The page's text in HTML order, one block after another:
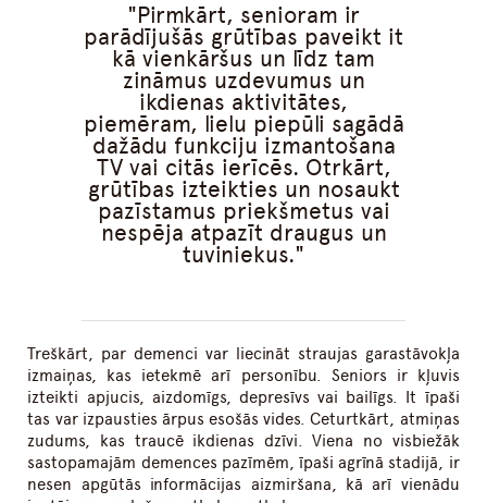
Pirmkārt, senioram ir
parādījušās grūtības paveikt it
kā vienkāršus un līdz tam
zināmus uzdevumus un
ikdienas aktivitātes,
piemēram, lielu piepūli sagādā
dažādu funkciju izmantošana
TV vai citās ierīcēs. Otrkārt,
grūtības izteikties un nosaukt
pazīstamus priekšmetus vai
nespēja atpazīt draugus un
tuviniekus.
Treškārt, par demenci var liecināt straujas garastāvokļa
izmaiņas, kas ietekmē arī personību. Seniors ir kļuvis
izteikti apjucis, aizdomīgs, depresīvs vai bailīgs. It īpaši
tas var izpausties ārpus esošās vides. Ceturtkārt, atmiņas
zudums, kas traucē ikdienas dzīvi. Viena no visbiežāk
sastopamajām demences pazīmēm, īpaši agrīnā stadijā, ir
nesen apgūtās informācijas aizmiršana, kā arī vienādu